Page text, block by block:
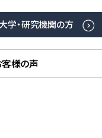
大学・研究機関の方
様の声